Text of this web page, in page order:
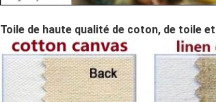
Toile de haute qualité de coton, de toile